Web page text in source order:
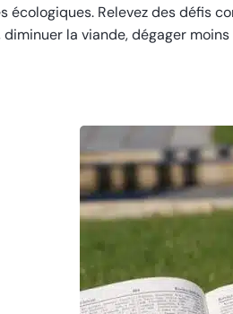
écologiques. Relevez des défis
la viande, dégager